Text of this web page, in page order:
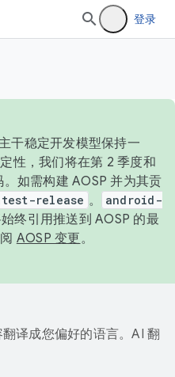
登录
干稳定开发模型保持一
性，我们将在第 2 季度和
如需构建 AOSP 并为其贡
release 。
android-
终引用推送到 AOSP 的最
AOSP 变更。
译成您偏好的语言。AI 翻